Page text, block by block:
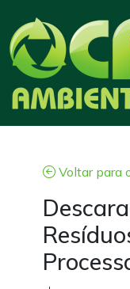
Voltar para